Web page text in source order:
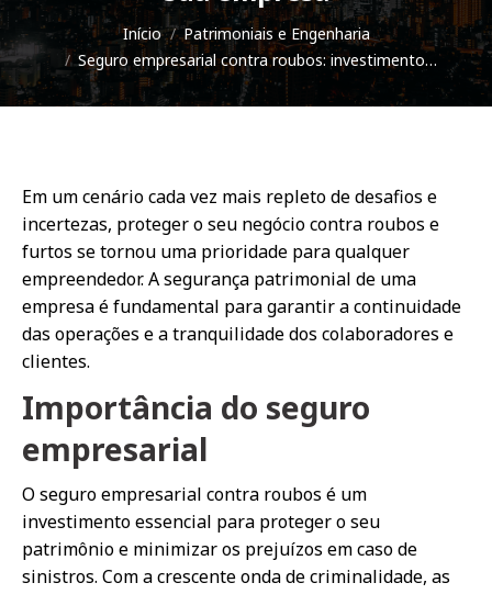
Você está aqui:Início
Patrimoniais e Engenharia
Seguro empresarial contra roubos: investimento…
Em um cenário cada vez mais repleto de desafios e
incertezas, proteger o seu negócio contra roubos e
furtos se tornou uma prioridade para qualquer
empreendedor. A segurança patrimonial de uma
empresa é fundamental para garantir a continuidade
das operações e a tranquilidade dos colaboradores e
clientes.
Importância do seguro
empresarial
O seguro empresarial contra roubos é um
investimento essencial para proteger o seu
patrimônio e minimizar os prejuízos em caso de
sinistros. Com a crescente onda de criminalidade, as